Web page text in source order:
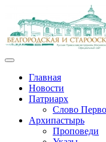
Главная
Новости
Патриарх
Слово
Архипастырь
Проповеди